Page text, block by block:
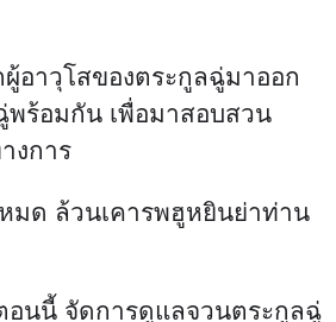
ผู้อาวุโสของตระกูลฉู่มาออก
ร้อมกัน เพื่อมาสอบสวน
งการ
มด ล้วนเคารพฮูหยินย่าท่าน
อนนี้ จัดการดูแลจวนตระกูลฉู่